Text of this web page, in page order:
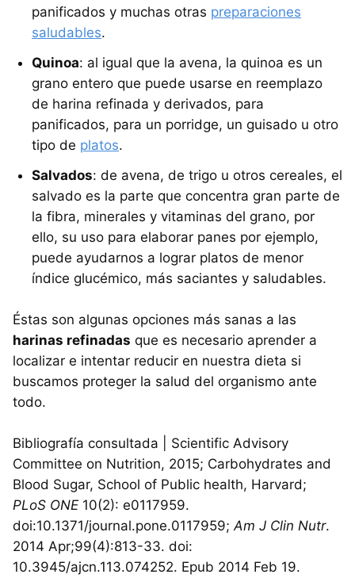
panificados y muchas otras preparaciones
saludables.
Quinoa: al igual que la avena, la quinoa es un
grano entero que puede usarse en reemplazo
de harina refinada y derivados, para
panificados, para un porridge, un guisado u otro
tipo de platos.
Salvados: de avena, de trigo u otros cereales, el
salvado es la parte que concentra gran parte de
la fibra, minerales y vitaminas del grano, por
ello, su uso para elaborar panes por ejemplo,
puede ayudarnos a lograr platos de menor
índice glucémico, más saciantes y saludables.
Éstas son algunas opciones más sanas a las
harinas refinadas que es necesario aprender a
localizar e intentar reducir en nuestra dieta si
buscamos proteger la salud del organismo ante
todo.
Bibliografía consultada | Scientific Advisory
Committee on Nutrition, 2015; Carbohydrates and
Blood Sugar, School of Public health, Harvard;
PLoS ONE 10(2): e0117959.
doi:10.1371/journal.pone.0117959; Am J Clin Nutr.
2014 Apr;99(4):813-33. doi:
10.3945/ajcn.113.074252. Epub 2014 Feb 19.